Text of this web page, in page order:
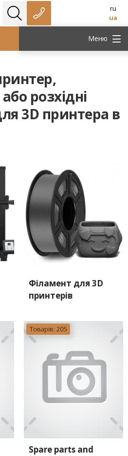
ru
ua
Меню
розхідні
3D принтера в
Філамент для 3D
принтерів
Товарів: 205
Spare parts and